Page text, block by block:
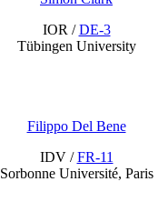
IOR /DE-3
Tübingen University
Filippo Del Bene
IDV /FR-11
Sorbonne Université, Paris